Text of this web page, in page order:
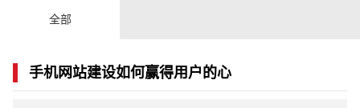
全部
手机网站建设如何赢得用户的心